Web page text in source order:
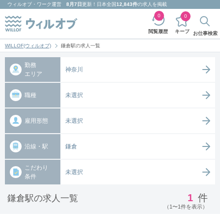
ウィルオブ・ワーク運営 8月7日更新！日本全国12,843件の求人を掲載
閲覧履歴
0
キープ
0
お仕事検索
WILLOF(ウィルオブ) 鎌倉駅の求人一覧
勤務
エリア
神奈川
職種 未選択
雇用形態 未選択
沿線・駅 鎌倉
こだわり
条件
未選択
鎌倉駅の求人一覧 1 件
（1〜1件を表示）